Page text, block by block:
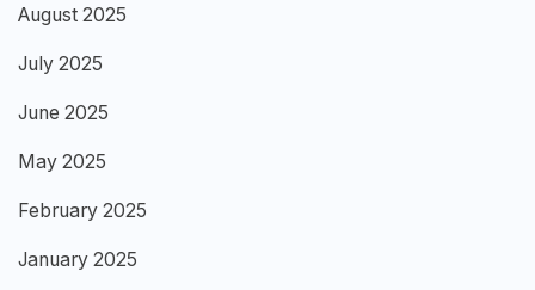
August 2025
July 2025
June 2025
May 2025
February 2025
January 2025